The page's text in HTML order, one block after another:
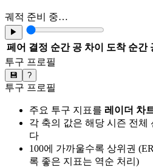
궤적 준비 중…
▶
페어 결정 순간 공 차이 도착 순간
투구 프로필
💾 ?
투구 프로필
주요 투구 지표를 레이더 차
각 축의 값은 해당 시즌 전체
다
100에 가까울수록 상위권
록 좋은 지표는 역순 처리)